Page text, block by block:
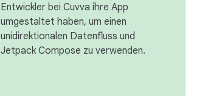
Entwickler bei Cuvva ihre App
umgestaltet haben, um einen
unidirektionalen Datenfluss und
Jetpack Compose zu verwenden.